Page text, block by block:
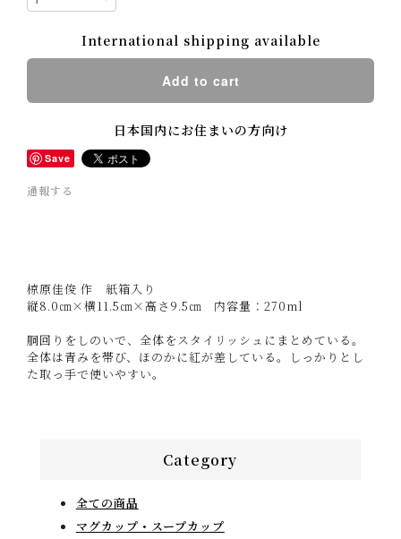
Category
全ての商品
マグカップ・スープカップ
International shipping available
Add to cart
日本国内にお住まいの方向け
Save
通報する
椋原佳俊 作 紙箱入り
縦8.0㎝×横11.5㎝×高さ9.5㎝ 内容量：270ml
胴回りをしのいで、全体をスタイリッシュにまとめている。
全体は青みを帯び、ほのかに紅が差している。しっかりとし
た取っ手で使いやすい。